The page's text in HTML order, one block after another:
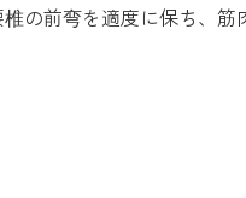
の前弯を適度に保ち、筋